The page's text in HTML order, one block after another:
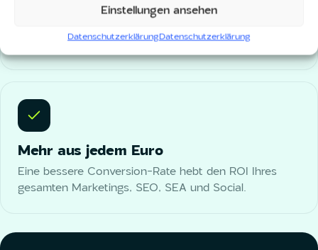
Einstellungen ansehen
DatenschutzerklärungDatenschutzerklärung
Datenbasiert statt Bauchgefühl
auf einem belastbaren Test.
Mehr aus jedem Euro
Eine bessere Conversion-Rate hebt den ROI Ihres
gesamten Marketings, SEO, SEA und Social.